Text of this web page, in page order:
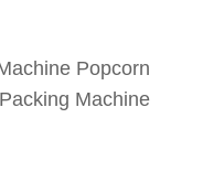
Popcorn
Machine